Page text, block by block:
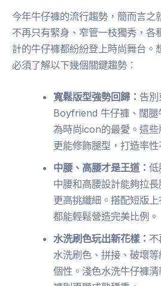
今年牛仔褲的流行趨勢，簡而言之
不再只有緊身、窄管一枝獨秀，各
計的牛仔褲都紛紛登上時尚舞台。
必須了解以下幾個關鍵趨勢：
寬鬆版型強勢回歸： 告
Boyfriend 牛仔褲、闊腿
為時尚icon的最愛。這些
更能修飾腿型，打造率性
中腰、高腰才是王道：低
中腰和高腰設計能夠拉
更高挑纖細。搭配短版
都能輕鬆營造完美比例。
水洗刷色玩出新花樣： 不
水洗刷色、拼接、破壞
個性。淺色水洗牛仔褲